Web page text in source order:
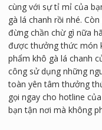
cùng với sự tỉ mỉ của
gà lá chanh rồi nhé.
đừng chần chừ gì nữa
được thưởng thức món
phẩm khô gà lá chanh
công sử dụng những
toàn yên tâm thưởng
gọi ngay cho hotline
bạn tận nơi mà không